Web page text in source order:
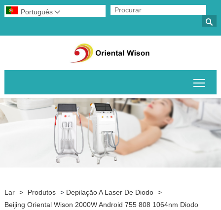

Português 
Lar > Produtos > Depilação A Laser De Diodo >
Beijing Oriental Wison 2000W Android 755 808 1064nm Diodo